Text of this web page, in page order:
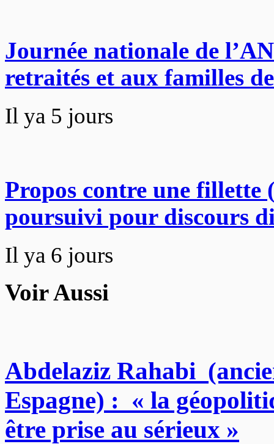
Journée nationale de
retraités et aux familles
Il ya 5 jours
Propos contre une fillette
poursuivi pour discours
Il ya 6 jours
Voir Aussi
Abdelaziz Rahabi
Espagne) : « la
être prise au sérieux »